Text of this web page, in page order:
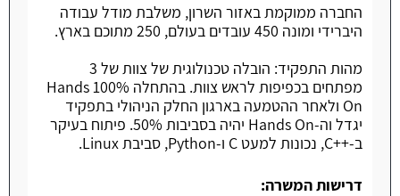
החברה ממוקמת באזור השרון, משלבת מודל עבודה
היברידי ומונה 450 עובדים בעולם, 250 מתוכם בארץ.
מהות התפקיד: הובלה טכנולוגית של צוות של 3
מפתחים בכפיפות לראש צוות. בהתחלה 100% Hands
On ולאחר ההטמעה בארגון החלק הניהולי בתפקיד
יגדל וה-Hands On יהיה בסביבות 50%. פיתוח בעיקר
ב-++C, נכונות למעט C ו-Python, סביבת Linux.
דרישות המשרה: